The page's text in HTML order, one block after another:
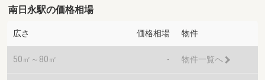
南日永駅の価格相場
広さ 価格相場 物件
50㎡～80㎡ - 物件一覧へ